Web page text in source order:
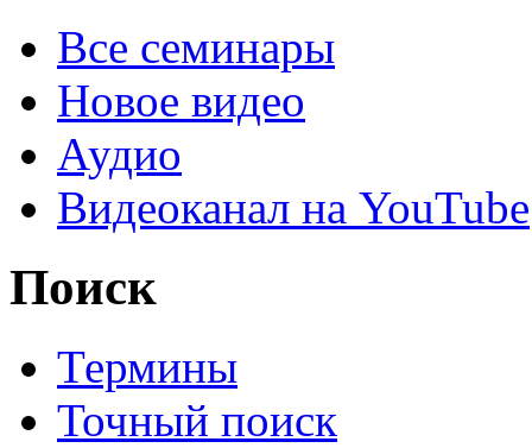
Все семинары
Новое видео
Аудио
Видеоканал на YouTube
Поиск
Термины
Точный поиск